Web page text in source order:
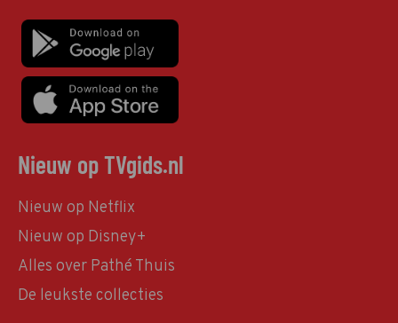
Nieuw op TVgids.nl
Nieuw op Netflix
Nieuw op Disney+
Alles over Pathé Thuis
De leukste collecties